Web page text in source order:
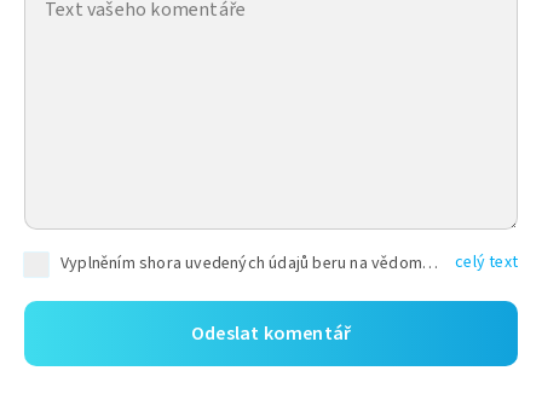
Vyplněním shora uvedených údajů beru na vědomí, že společnost TEXT FACTORY s.r.o., sídlem Brno, Durďákova 336/29, Černá Pole, PSČ: 613 00, IČ: 06157831, zapsané u Krajského soudu v Brně, oddíl C, vložka 100399, bude zpracovávat mé osobní údaje uvedené v rámci mnou vyplněného registračního formuláře na základě oprávněných zájmů TEXT FACTORY s.r.o. dle čl. 6 odst. 1 písm. f) GDPR a pro splnění právních povinností (čl. 6 odst. 1 písm. c) GDPR), a to pro tyto účely: nezbytnost zajistit oprávnění návštěvníka webových stránek provozovaných společností TEXT FACTORY s.r.o. přispívat aktivně ke zveřejněným článkům nebo v rámci diskusních fór a výkon práv TEXT FACTORY s.r.o. jako administrátora těchto diskusních fór. Více informací o zpracování osobních údajů a právech lze nalézt v celý text